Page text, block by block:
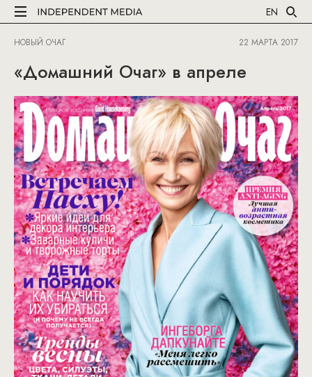
EN
НОВЫЙ ОЧАГ 22 МАРТА 2017
«Домашний Очаг» в апреле